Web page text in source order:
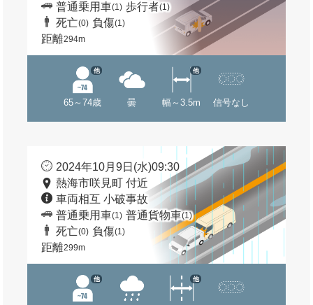
普通乗用車(1) 歩行者(1)
死亡(0) 負傷(1)
距離294m
65～74歳
他
曇 幅～3.5m
他
信号なし
2024年10月9日(水)09:30
熱海市咲見町 付近
車両相互 小破事故
普通乗用車(1) 普通貨物車(1)
死亡(0) 負傷(1)
距離299m
他 他